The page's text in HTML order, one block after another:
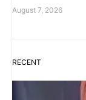
August 7, 2026
RECENT